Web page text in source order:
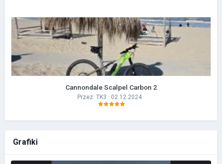
Cannondale Scalpel Carbon 2
Przez: TK3 · 02.12.2024
Grafiki